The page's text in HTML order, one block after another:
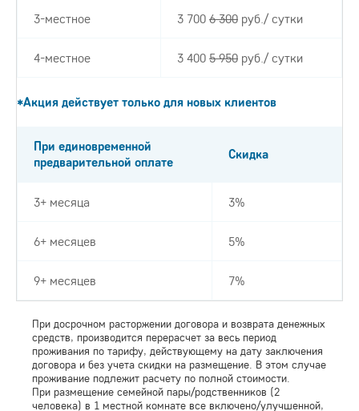
3-местное 3 700 6 300 руб./ сутки
4-местное 3 400 5 950 руб./ сутки
*Акция действует только для новых клиентов
При единовременной
предварительной оплате
Скидка
3+ месяца 3%
6+ месяцев 5%
9+ месяцев 7%
При досрочном расторжении договора и возврата денежных
средств, производится перерасчет за весь период
проживания по тарифу, действующему на дату заключения
договора и без учета скидки на размещение. В этом случае
проживание подлежит расчету по полной стоимости.
При размещение семейной пары/родственников (2
человека) в 1 местной комнате все включено/улучшенной,